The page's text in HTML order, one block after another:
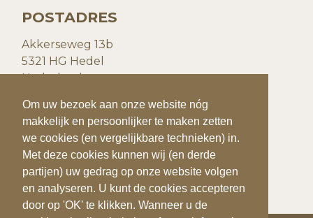
Om uw bezoek aan onze website nóg
makkelijk en persoonlijker te maken zetten
we cookies (en vergelijkbare technieken) in.
Met deze cookies kunnen wij (en derde
partijen) uw gedrag op onze website volgen
en analyseren. U kunt de cookies accepteren
door op 'OK' te klikken. Wanneer u de
Om uw bezoek aan onze website nóg
makkelijk en persoonlijker te maken zetten
we cookies (en vergelijkbare technieken) in.
Met deze cookies kunnen wij (en derde
partijen) uw gedrag op onze website volgen
en analyseren. U kunt de cookies accepteren
door op 'OK' te klikken. Wanneer u de
POSTADRES
Akkerseweg 13b
5321 HG Hedel
Nederland
CONTACTGEGEVENS
T:+31(0)73 599 20 93
E:info@quiks.nl